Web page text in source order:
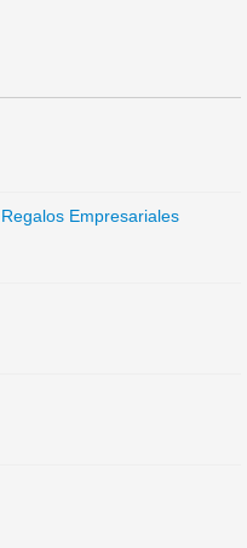
Empresariales